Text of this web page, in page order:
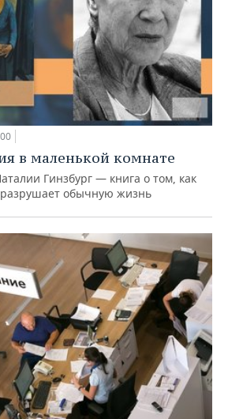
в маленькой комнате
Гинзбург — книга о том, как
обычную жизнь